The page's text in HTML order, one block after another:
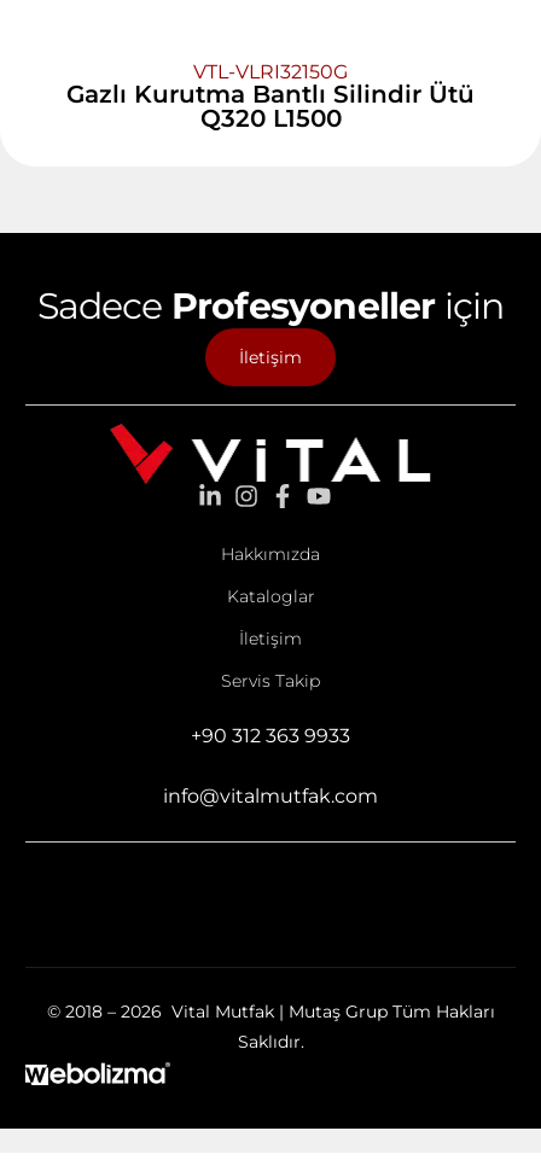
VTL-VLRI32150G
Gazlı Kurutma Bantlı Silindir Ütü
Q320 L1500
Sadece Profesyonelleriçin
İletişim
Hakkımızda
Kataloglar
İletişim
Servis Takip
+90 312 363 9933
info@vitalmutfak.com
© 2018 – 2026 Vital Mutfak | Mutaş Grup Tüm Hakları
Saklıdır.